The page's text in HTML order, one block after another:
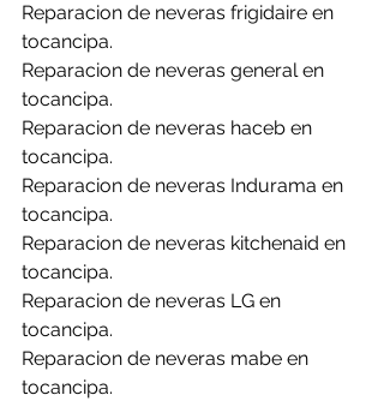
Reparacion de neveras frigidaire en
tocancipa.
Reparacion de neveras general en
tocancipa.
Reparacion de neveras haceb en
tocancipa.
Reparacion de neveras Indurama en
tocancipa.
Reparacion de neveras kitchenaid en
tocancipa.
Reparacion de neveras LG en
tocancipa.
Reparacion de neveras mabe en
tocancipa.